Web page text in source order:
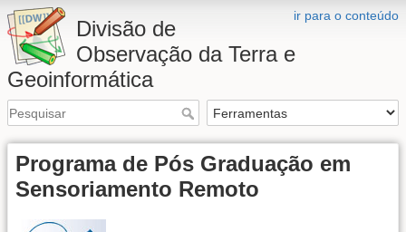
ir para o conteúdo
Divisão de
Observação da Terra e
Geoinformática
Programa de Pós Graduação em
Sensoriamento Remoto